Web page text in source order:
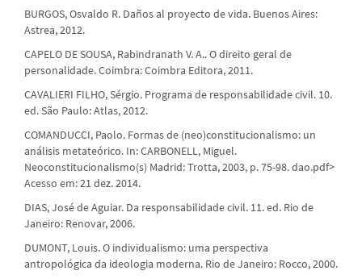
BURGOS, Osvaldo R. Daños al proyecto de vida. Buenos Aires:
Astrea, 2012.
CAPELO DE SOUSA, Rabindranath V. A.. O direito geral de
personalidade. Coimbra: Coimbra Editora, 2011.
CAVALIERI FILHO, Sérgio. Programa de responsabilidade civil. 10.
ed. São Paulo: Atlas, 2012.
COMANDUCCI, Paolo. Formas de (neo)constitucionalismo: un
análisis metateórico. In: CARBONELL, Miguel.
Neoconstitucionalismo(s) Madrid: Trotta, 2003, p. 75-98. dao.pdf>
Acesso em: 21 dez. 2014.
DIAS, José de Aguiar. Da responsabilidade civil. 11. ed. Rio de
Janeiro: Renovar, 2006.
DUMONT, Louis. O individualismo: uma perspectiva
antropológica da ideologia moderna. Rio de Janeiro: Rocco, 2000.